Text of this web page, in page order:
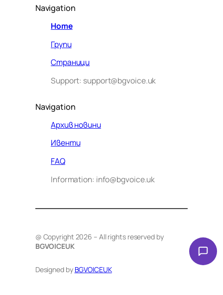
Navigation
Home
Групи
Страници
Support: support@bgvoice.uk
Navigation
Архив новини
Ивенти
FAQ
Information: info@bgvoice.uk
@ Copyright 2026 – All rights reserved by
BGVOICEUK
Designed by BGVOICEUK
VOICE UK. С какво мога да